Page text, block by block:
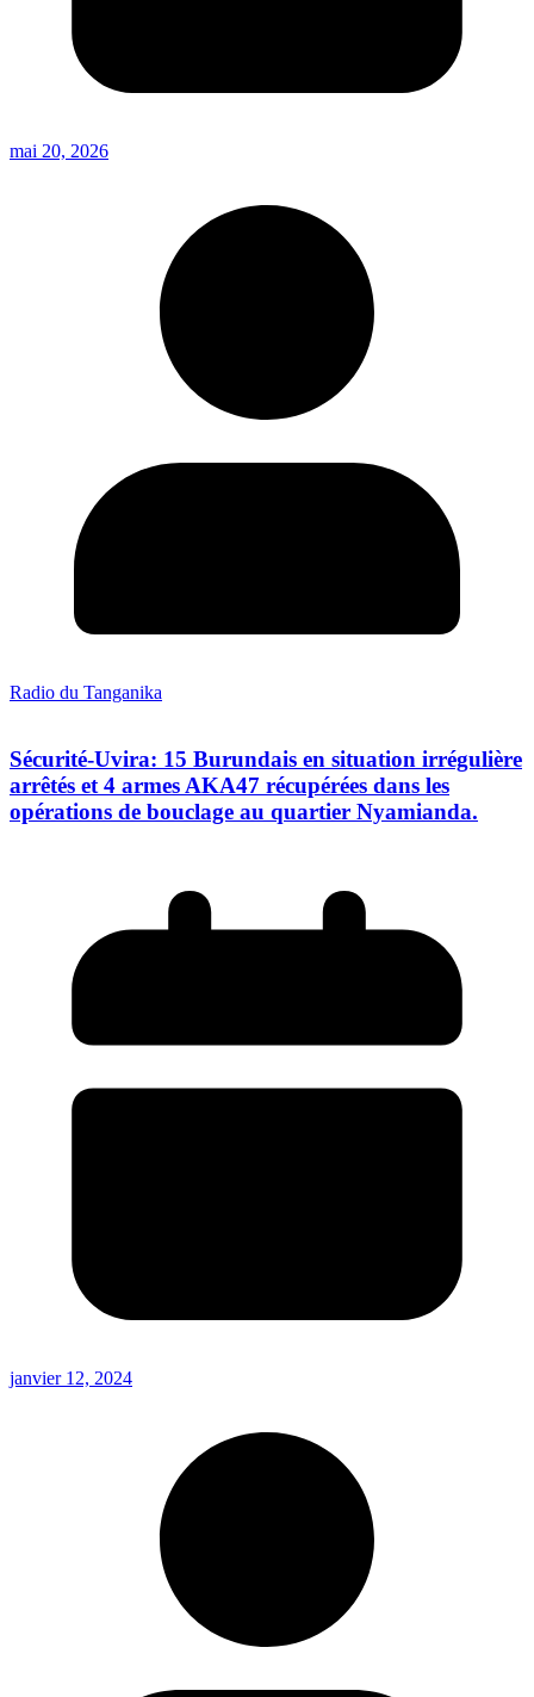
mai 20, 2026
Radio du Tanganika
Sécurité-Uvira: 15 Burundais en situation irrégulière
arrêtés et 4 armes AKA47 récupérées dans les
opérations de bouclage au quartier Nyamianda.
janvier 12, 2024